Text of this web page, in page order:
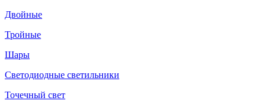
Двойные
Тройные
Шары
Светодиодные светильники
Точечный свет